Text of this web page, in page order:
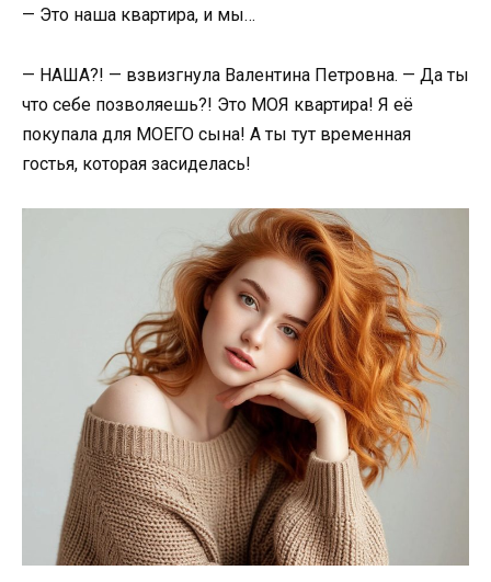
— Это наша квартира, и мы…
— НАША?! — взвизгнула Валентина Петровна. — Да ты
что себе позволяешь?! Это МОЯ квартира! Я её
покупала для МОЕГО сына! А ты тут временная
гостья, которая засиделась!